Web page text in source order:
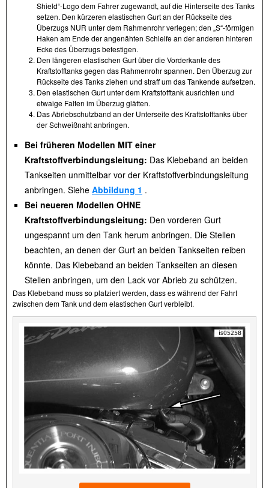
Shield“-Logo dem Fahrer zugewandt, auf die Hinterseite des Tanks
setzen. Den kürzeren elastischen Gurt an der Rückseite des
Überzugs NUR unter dem Rahmenrohr verlegen; den „S“-förmigen
Haken am Ende der angenähten Schleife an der anderen hinteren
Ecke des Überzugs befestigen.
Den längeren elastischen Gurt über die Vorderkante des
Kraftstofftanks gegen das Rahmenrohr spannen. Den Überzug zur
Rückseite des Tanks ziehen und straff um das Tankende aufsetzen.
Den elastischen Gurt unter dem Kraftstofftank ausrichten und
etwaige Falten im Überzug glätten.
Das Abriebschutzband an der Unterseite des Kraftstofftanks über
der Schweißnaht anbringen.
Bei früheren Modellen MIT einer
Kraftstoffverbindungsleitung: Das Klebeband an beiden
Tankseiten unmittelbar vor der Kraftstoffverbindungsleitung
anbringen. Siehe Abbildung 1 .
Bei neueren Modellen OHNE
Kraftstoffverbindungsleitung: Den vorderen Gurt
ungespannt um den Tank herum anbringen. Die Stellen
beachten, an denen der Gurt an beiden Tankseiten reiben
könnte. Das Klebeband an beiden Tankseiten an diesen
Stellen anbringen, um den Lack vor Abrieb zu schützen.
Das Klebeband muss so platziert werden, dass es während der Fahrt
zwischen dem Tank und dem elastischen Gurt verbleibt.